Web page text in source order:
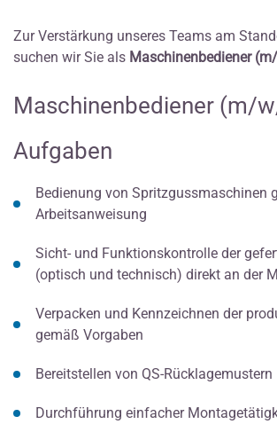
Zur Verstärkung unseres Teams am
suchen wir Sie als Maschinenbediener
Maschinenbediener (m/
Aufgaben
Bedienung von Spritzgussmaschinen
Arbeitsanweisung
Sicht- und Funktionskontrolle der
(optisch und technisch) direkt an der
Verpacken und Kennzeichnen der
gemäß Vorgaben
Bereitstellen von QS-Rücklagemustern
Durchführung einfacher